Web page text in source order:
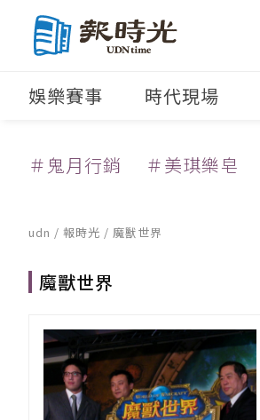
娛樂賽事 時代現場
＃鬼月行銷 ＃美琪樂皂
udn / 報時光 / 魔獸世界
魔獸世界